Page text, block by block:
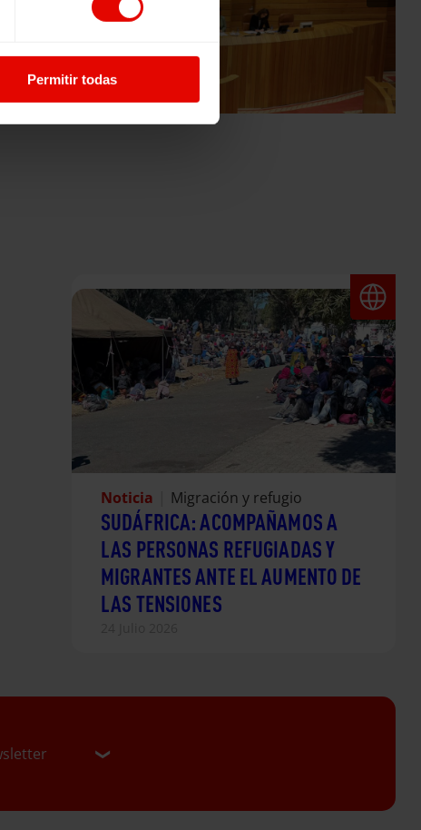
Permitir todas
Noticia Migración y refugio
SUDÁFRICA: ACOMPAÑAMOS A
LAS PERSONAS REFUGIADAS Y
MIGRANTES ANTE EL AUMENTO DE
LAS TENSIONES